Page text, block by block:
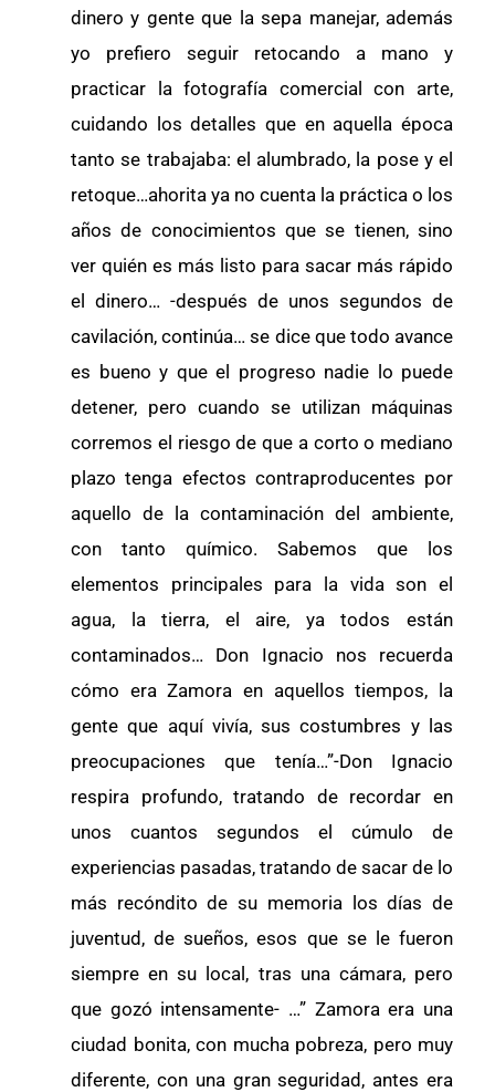
dinero y gente que la sepa manejar, además
yo prefiero seguir retocando a mano y
practicar la fotografía comercial con arte,
cuidando los detalles que en aquella época
tanto se trabajaba: el alumbrado, la pose y el
retoque…ahorita ya no cuenta la práctica o los
años de conocimientos que se tienen, sino
ver quién es más listo para sacar más rápido
el dinero… -después de unos segundos de
cavilación, continúa… se dice que todo avance
es bueno y que el progreso nadie lo puede
detener, pero cuando se utilizan máquinas
corremos el riesgo de que a corto o mediano
plazo tenga efectos contraproducentes por
aquello de la contaminación del ambiente,
con tanto químico. Sabemos que los
elementos principales para la vida son el
agua, la tierra, el aire, ya todos están
contaminados… Don Ignacio nos recuerda
cómo era Zamora en aquellos tiempos, la
gente que aquí vivía, sus costumbres y las
preocupaciones que tenía…”-Don Ignacio
respira profundo, tratando de recordar en
unos cuantos segundos el cúmulo de
experiencias pasadas, tratando de sacar de lo
más recóndito de su memoria los días de
juventud, de sueños, esos que se le fueron
siempre en su local, tras una cámara, pero
que gozó intensamente- …” Zamora era una
ciudad bonita, con mucha pobreza, pero muy
diferente, con una gran seguridad, antes era